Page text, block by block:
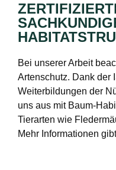
Bei unserer Arbeit
Artenschutz. Dank der
Weiterbildungen der
uns aus mit Baum-
Tierarten wie
Mehr Informationen